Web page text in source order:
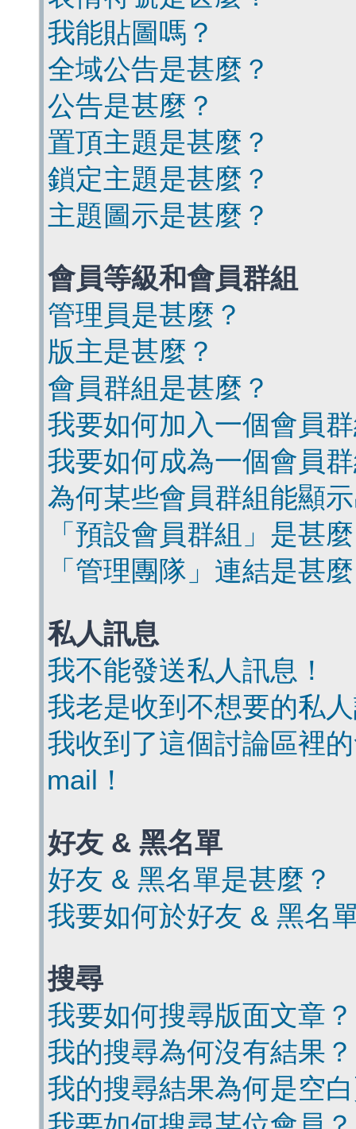
我能貼圖嗎？
全域公告是甚麼？
公告是甚麼？
置頂主題是甚麼？
鎖定主題是甚麼？
主題圖示是甚麼？
會員等級和會員群組
管理員是甚麼？
版主是甚麼？
會員群組是甚麼？
我要如何加入一個會員
我要如何成為一個會員
為何某些會員群組能顯
「預設會員群組」是甚
「管理團隊」連結是甚
私人訊息
我不能發送私人訊息！
我老是收到不想要的私
我收到了這個討論區裡
mail！
好友 & 黑名單
好友 & 黑名單是甚麼？
我要如何於好友 & 黑名
搜尋
我要如何搜尋版面文章？
我的搜尋為何沒有結果？
我的搜尋結果為何是空